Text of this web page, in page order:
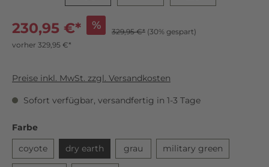
230,95 €* % 329,95 €* (30% gespart)
vorher 329,95 €*
Preise inkl. MwSt. zzgl. Versandkosten
Sofort verfügbar, versandfertig in 1-3 Tage
Farbe
coyote
dry earth grau military green